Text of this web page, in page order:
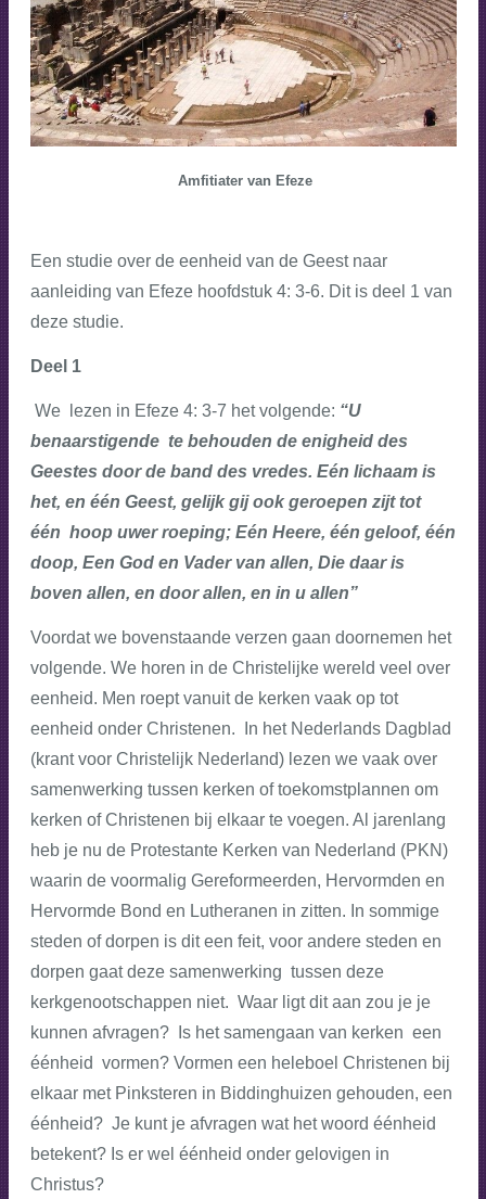
Amfitiater van Efeze
Een studie over de eenheid van de Geest naar
aanleiding van Efeze hoofdstuk 4: 3-6. Dit is deel 1 van
deze studie.
Deel 1
We lezen in Efeze 4: 3-7 het volgende: “U
benaarstigende te behouden de enigheid des
Geestes door de band des vredes. Eén lichaam is
het, en één Geest, gelijk gij ook geroepen zijt tot
één hoop uwer roeping; Eén Heere, één geloof, één
doop, Een God en Vader van allen, Die daar is
boven allen, en door allen, en in u allen”
Voordat we bovenstaande verzen gaan doornemen het
volgende. We horen in de Christelijke wereld veel over
eenheid. Men roept vanuit de kerken vaak op tot
eenheid onder Christenen. In het Nederlands Dagblad
(krant voor Christelijk Nederland) lezen we vaak over
samenwerking tussen kerken of toekomstplannen om
kerken of Christenen bij elkaar te voegen. Al jarenlang
heb je nu de Protestante Kerken van Nederland (PKN)
waarin de voormalig Gereformeerden, Hervormden en
Hervormde Bond en Lutheranen in zitten. In sommige
steden of dorpen is dit een feit, voor andere steden en
dorpen gaat deze samenwerking tussen deze
kerkgenootschappen niet. Waar ligt dit aan zou je je
kunnen afvragen? Is het samengaan van kerken een
éénheid vormen? Vormen een heleboel Christenen bij
elkaar met Pinksteren in Biddinghuizen gehouden, een
éénheid? Je kunt je afvragen wat het woord éénheid
betekent? Is er wel éénheid onder gelovigen in
Christus?